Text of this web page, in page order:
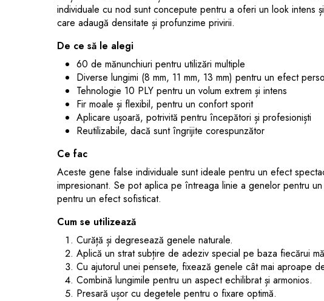
individuale cu nod sunt concepute pentru a oferi un look intens
care adaugă densitate și profunzime privirii.
De ce să le alegi
60 de mănunchiuri pentru utilizări multiple
Diverse lungimi (8 mm, 11 mm, 13 mm) pentru un efect
Tehnologie 10 PLY pentru un volum extrem și intens
Fir moale și flexibil, pentru un confort sporit
Aplicare ușoară, potrivită pentru începători și profesioniști
Reutilizabile, dacă sunt îngrijite corespunzător
Ce fac
Aceste gene false individuale sunt ideale pentru un efect
impresionant. Se pot aplica pe întreaga linie a genelor pentru
pentru un efect sofisticat.
Cum se utilizează
Curăță și degresează genele naturale.
Aplică un strat subțire de adeziv special pe baza fiecărui
Cu ajutorul unei pensete, fixează genele cât mai aproape
Combină lungimile pentru un aspect echilibrat și armonios.
Presară ușor cu degetele pentru o fixare optimă.